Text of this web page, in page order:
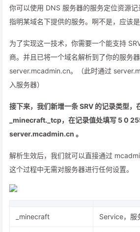
你可以使用 DNS 服务器的服务定位资源记
指明某域名下提供的服务。啊不是，应该是
为了实现这一技术，你需要一个能支持
商。并且已将一个域名解析到了你的服务
server.mcadmin.cn。（此时通过
入服务器）
接下来，我们新增一条 SRV 的记录类型，
_minecraft._tcp，在记录值处填写 5 0
server.mcadmin.cn 。
解析生效后，我们就可以直接通过
这个过程中无需对服务器进行任何设置。
_minecraft Service，服